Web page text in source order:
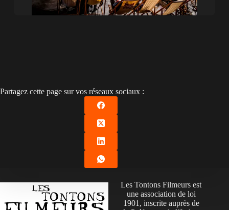
Partagez cette page sur vos réseaux sociaux :
Les Tontons Filmeurs est
une association de loi
1901, inscrite auprès de